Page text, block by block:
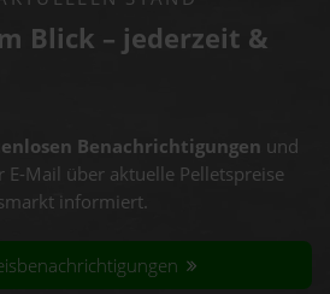
Blick – jederzeit &
Benachrichtigungen und
E-Mail über aktuelle Pelletspreise
informiert.